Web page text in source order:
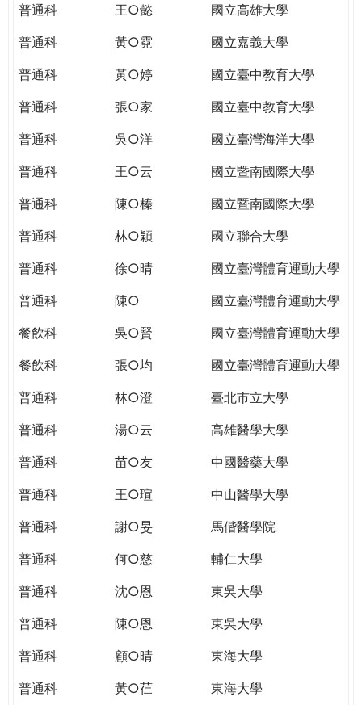
WAGOR
TODAY
THE
WORLD
PUTTING
YOU
THE
CITIZENSHIP
普通科
王○懿
國立高雄大學
普通科
黃○霓
國立嘉義大學
普通科
黃○婷
國立臺中教育大學
普通科
張○家
國立臺中教育大學
普通科
吳○洋
國立臺灣海洋大學
普通科
王○云
國立暨南國際大學
普通科
陳○榛
國立暨南國際大學
普通科
林○穎
國立聯合大學
普通科
徐○晴
國立臺灣體育運動大學
普通科
陳○
國立臺灣體育運動大學
餐飲科
吳○賢
國立臺灣體育運動大學
餐飲科
張○均
國立臺灣體育運動大學
普通科
林○澄
臺北市立大學
普通科
湯○云
高雄醫學大學
普通科
苗○友
中國醫藥大學
普通科
王○瑄
中山醫學大學
普通科
謝○旻
馬偕醫學院
普通科
何○慈
輔仁大學
普通科
沈○恩
東吳大學
普通科
陳○恩
東吳大學
普通科
顧○晴
東海大學
普通科
黃○芢
東海大學